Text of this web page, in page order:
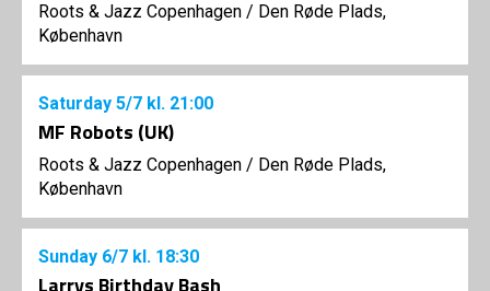
Roots & Jazz Copenhagen / Den Røde Plads,
København
Saturday 5/7 kl. 21:00
MF Robots (UK)
Roots & Jazz Copenhagen / Den Røde Plads,
København
Sunday 6/7 kl. 18:30
Larrys Birthday Bash